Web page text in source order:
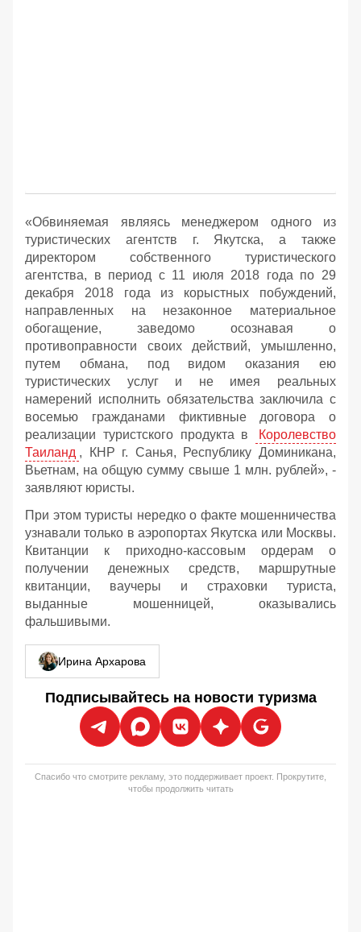
«Обвиняемая являясь менеджером одного из
туристических агентств г. Якутска, а также
директором собственного туристического
агентства, в период с 11 июля 2018 года по 29
декабря 2018 года из корыстных побуждений,
направленных на незаконное материальное
обогащение, заведомо осознавая о
противоправности своих действий, умышленно,
путем обмана, под видом оказания ею
туристических услуг и не имея реальных
намерений исполнить обязательства заключила с
восемью гражданами фиктивные договора о
реализации туристского продукта в
Королевство
Таиланд , КНР г. Санья, Республику Доминикана,
Вьетнам, на общую сумму свыше 1 млн. рублей», -
заявляют юристы.
При этом туристы нередко о факте мошенничества
узнавали только в аэропортах Якутска или Москвы.
Квитанции к приходно-кассовым ордерам о
получении денежных средств, маршрутные
квитанции, ваучеры и страховки туриста,
выданные мошенницей, оказывались
фальшивыми.
Ирина Архарова
Подписывайтесь на новости туризма
Спасибо что смотрите рекламу, это поддерживает проект. Прокрутите,
чтобы продолжить читать